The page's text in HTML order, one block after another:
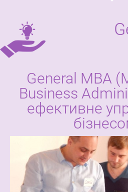
General МВА
Business
ефективне